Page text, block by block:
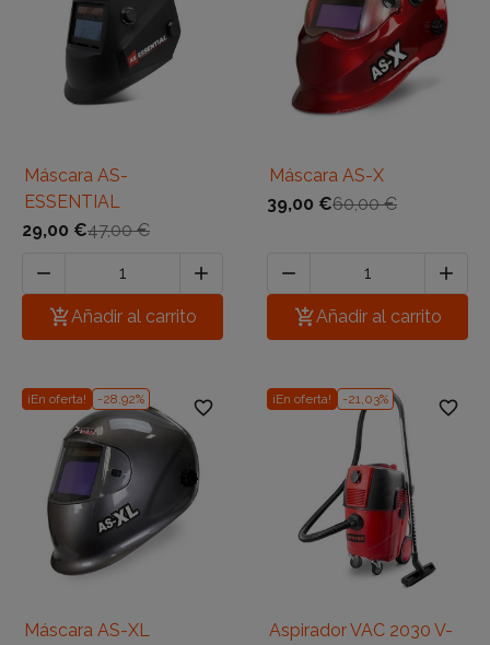
Máscara AS-
ESSENTIAL
29,00 €47,00 €


Añadir al carrito
Máscara AS-X
39,00 €60,00 €


Añadir al carrito
¡En oferta! -28,92% favorite_border
Máscara AS-XL
¡En oferta! -21,03% favorite_border
Aspirador VAC 2030 V-